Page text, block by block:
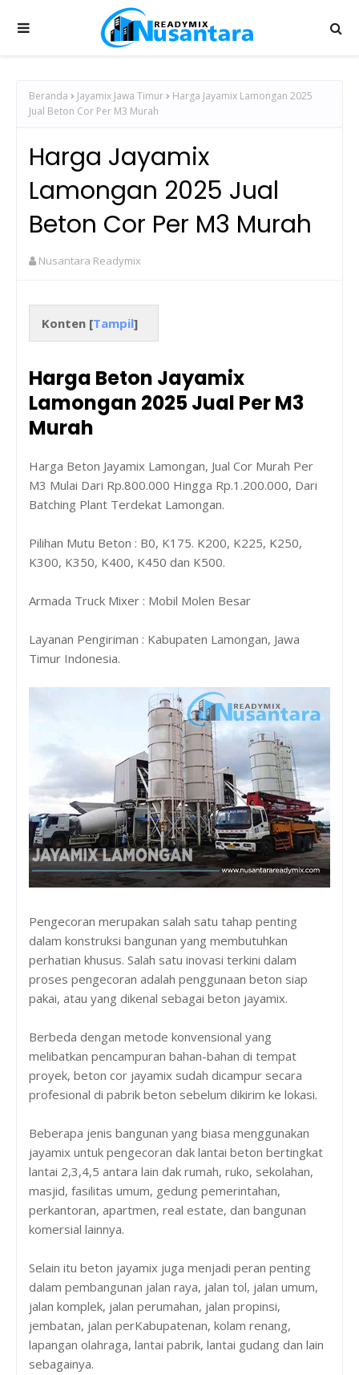
Beranda Jayamix Jawa Timur
Harga Jayamix Lamongan 2025
Jual Beton Cor Per M3 Murah
Harga Jayamix
Lamongan 2025 Jual
Beton Cor Per M3 Murah
Nusantara Readymix
Konten [Tampil]
Harga Beton Jayamix
Lamongan 2025 Jual Per M3
Murah
Harga Beton Jayamix Lamongan, Jual Cor Murah Per
M3 Mulai Dari Rp.800.000 Hingga Rp.1.200.000, Dari
Batching Plant Terdekat Lamongan.
Pilihan Mutu Beton : B0, K175. K200, K225, K250,
K300, K350, K400, K450 dan K500.
Armada Truck Mixer : Mobil Molen Besar
Layanan Pengiriman : Kabupaten Lamongan, Jawa
Timur Indonesia.
Pengecoran merupakan salah satu tahap penting
dalam konstruksi bangunan yang membutuhkan
perhatian khusus. Salah satu inovasi terkini dalam
proses pengecoran adalah penggunaan beton siap
pakai, atau yang dikenal sebagai beton jayamix.
Berbeda dengan metode konvensional yang
melibatkan pencampuran bahan-bahan di tempat
proyek, beton cor jayamix sudah dicampur secara
profesional di pabrik beton sebelum dikirim ke lokasi.
Beberapa jenis bangunan yang biasa menggunakan
jayamix untuk pengecoran dak lantai beton bertingkat
lantai 2,3,4,5 antara lain dak rumah, ruko, sekolahan,
masjid, fasilitas umum, gedung pemerintahan,
perkantoran, apartmen, real estate, dan bangunan
komersial lainnya.
Selain itu beton jayamix juga menjadi peran penting
dalam pembangunan jalan raya, jalan tol, jalan umum,
jalan komplek, jalan perumahan, jalan propinsi,
jembatan, jalan perKabupatenan, kolam renang,
lapangan olahraga, lantai pabrik, lantai gudang dan lain
sebagainya.